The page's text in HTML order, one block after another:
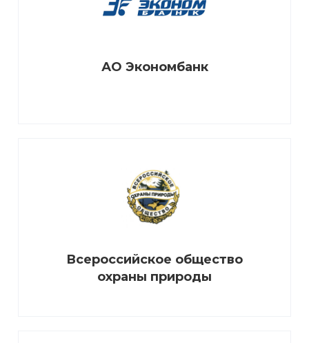
АО Экономбанк
Всероссийское общество
охраны природы